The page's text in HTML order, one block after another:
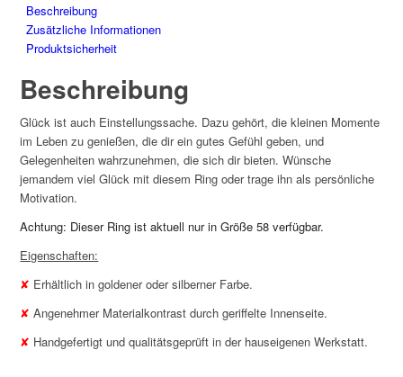
Beschreibung
Zusätzliche Informationen
Produktsicherheit
Beschreibung
Glück ist auch Einstellungssache. Dazu gehört, die kleinen Momente
im Leben zu genießen, die dir ein gutes Gefühl geben, und
Gelegenheiten wahrzunehmen, die sich dir bieten. Wünsche
jemandem viel Glück mit diesem Ring oder trage ihn als persönliche
Motivation.
Achtung: Dieser Ring ist aktuell nur in Größe 58 verfügbar.
Eigenschaften:
✘ Erhältlich in goldener oder silberner Farbe.
✘ Angenehmer Materialkontrast durch geriffelte Innenseite.
✘ Handgefertigt und qualitätsgeprüft in der hauseigenen Werkstatt.